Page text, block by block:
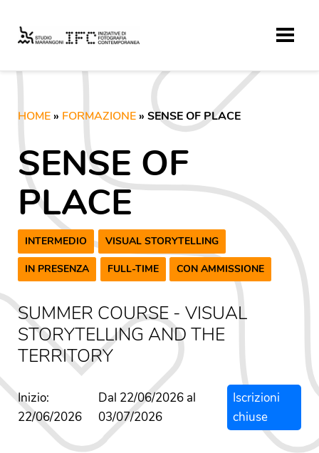
HOME » FORMAZIONE » SENSE OF PLACE
SENSE OF
PLACE
INTERMEDIO VISUAL STORYTELLING
IN PRESENZA FULL-TIME CON AMMISSIONE
SUMMER COURSE - VISUAL
STORYTELLING AND THE
TERRITORY
Inizio:
22/06/2026
Dal 22/06/2026 al
03/07/2026
Iscrizioni
chiuse